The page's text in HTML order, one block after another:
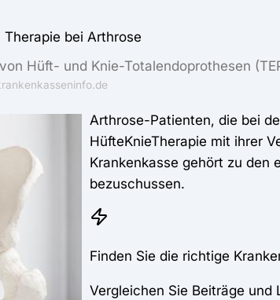
Therapie bei Arthrose
Hüft- und Knie-Totalendoprothesen
Arthrose-Patienten, die bei
HüfteKnieTherapie mit ihrer
Krankenkasse gehört zu den
bezuschussen.
Finden Sie die richtige
Vergleichen Sie Beiträge und